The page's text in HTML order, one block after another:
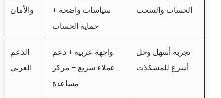
والأمان
سياسات واضحة +
حماية الحساب
الحساب والسحب
الدعم
العربي
واجهة عربية + دعم
عملاء سريع + مركز
مساعدة
تجربة أسهل وحل
أسرع للمشكلات